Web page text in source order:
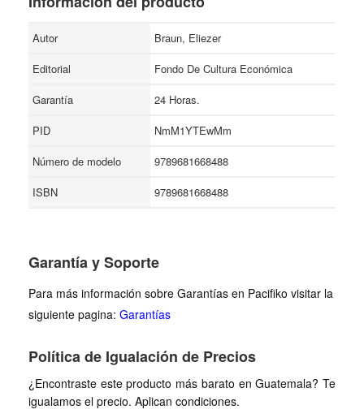
Autor
Braun, Eliezer
Editorial
Fondo De Cultura Económica
Garantía
24 Horas.
PID
NmM1YTEwMm
Número de modelo
9789681668488
ISBN
9789681668488
Garantía y Soporte
Para más información sobre Garantías en Pacifiko visitar la
siguiente pagina: Garantías
Política de Igualación de Precios
¿Encontraste este producto más barato en Guatemala? Te
igualamos el precio. Aplican condiciones.